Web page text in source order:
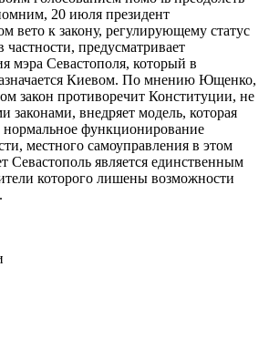
20 июля президент
вето к закону, регулирующему статус
частности, предусматривает
мэра Севастополя, который в
Киевом. По мнению Ющенко,
закон противоречит Конституции, не
законами, внедряет модель, которая
функционирование
местного самоуправления в этом
Севастополь является единственным
которого лишены возможности